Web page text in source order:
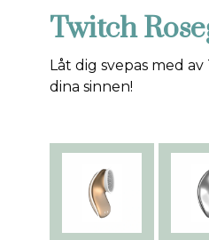
Twitch
Låt dig svepas med
dina sinnen!